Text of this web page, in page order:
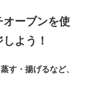
オーブンを使
よう！
す・揚げるなど、